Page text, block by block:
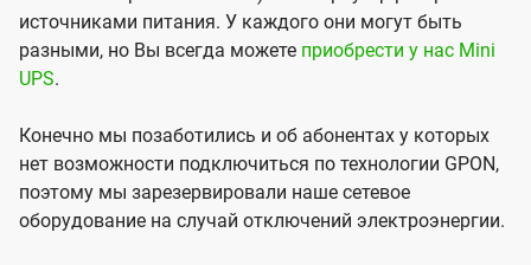
источниками питания. У каждого они могут быть
разными, но Вы всегда можете приобрести у нас Mini
UPS.
Конечно мы позаботились и об абонентах у которых
нет возможности подключиться по технологии GPON,
поэтому мы зарезервировали наше сетевое
оборудование на случай отключений электроэнергии.